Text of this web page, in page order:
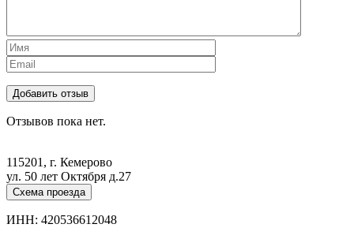
Отзывов пока нет.
115201, г. Кемерово
ул. 50 лет Октября д.27
Схема проезда
ИНН: 420536612048